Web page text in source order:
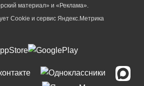
материал» и «Реклама».
Cookie и сервиc Яндекс.Метрика